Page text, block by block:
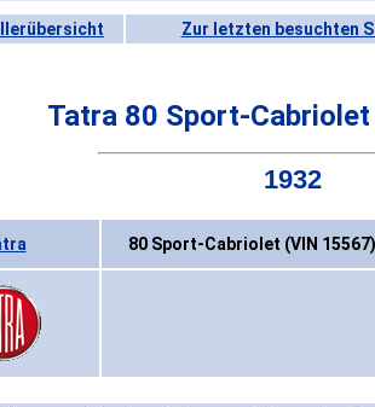
Zur letzten besuchten
Tatra 80 Sport-
1932
80 Sport-Cabriolet (VIN